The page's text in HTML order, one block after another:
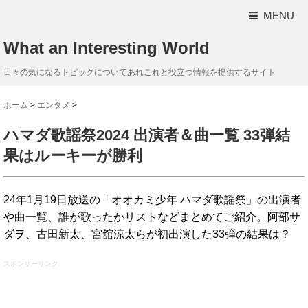
MENU
What an Interesting World
日々の気になるトピックについてあれこれと役立つ情報を提供するサイト
ホーム > エンタメ >
ハマダ歌謡祭2024 出演者＆曲一覧 33弾結
果はルーキーが勝利
24年1月19日放送の「オオカミ少年 ハマダ歌謡祭」の出演者
や曲一覧、誰が歌ったかリストなどまとめてご紹介。阿部サ
ダヲ、古田新太、宮舘涼太らが初出演した33弾の結果は？
スポンサーリンク